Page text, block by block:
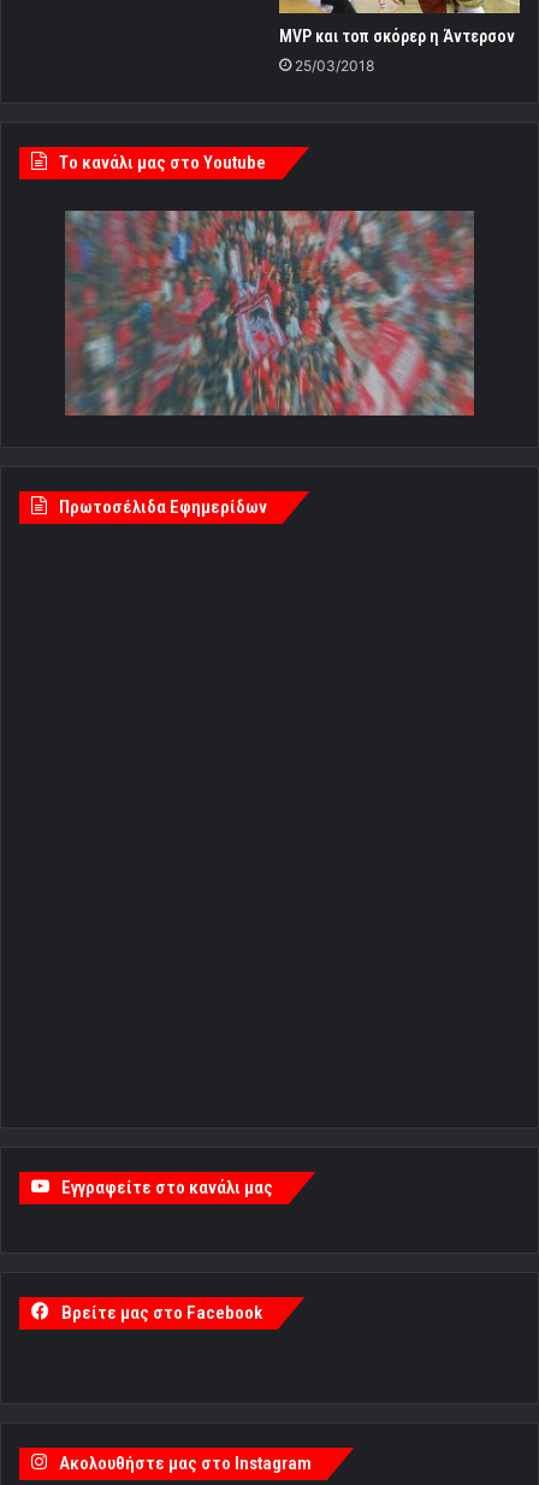
MVP και τοπ σκόρερ η Άντερσον
25/03/2018
Tο κανάλι μας στο Youtube
Πρωτοσέλιδα Εφημερίδων
Εγγραφείτε στο κανάλι μας
Βρείτε μας στο Facebook
Ακολουθήστε μας στο Instagram